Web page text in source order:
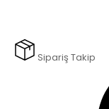
Sipariş Takip